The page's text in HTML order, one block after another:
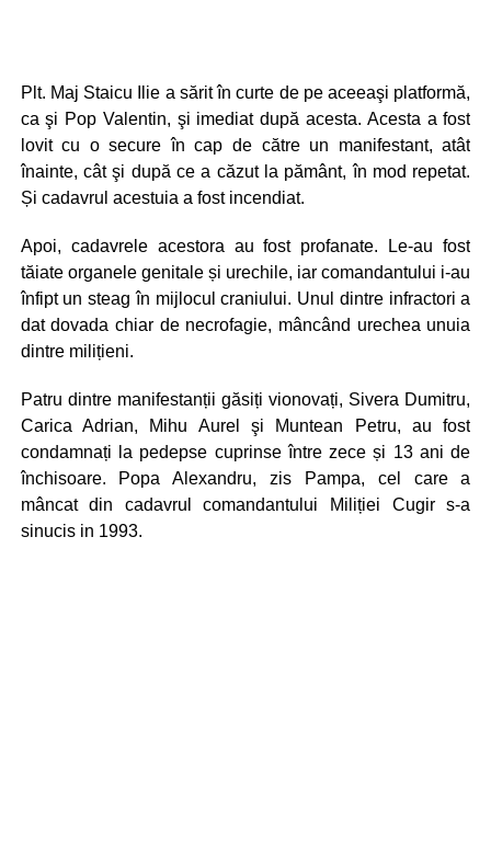
Plt. Maj Staicu Ilie a sărit în curte de pe aceeaşi platformă,
ca şi Pop Valentin, şi imediat după acesta. Acesta a fost
lovit cu o secure în cap de către un manifestant, atât
înainte, cât şi după ce a căzut la pământ, în mod repetat.
Și cadavrul acestuia a fost incendiat.
Apoi, cadavrele acestora au fost profanate. Le-au fost
tăiate organele genitale și urechile, iar comandantului i-au
înfipt un steag în mijlocul craniului. Unul dintre infractori a
dat dovada chiar de necrofagie, mâncând urechea unuia
dintre milițieni.
Patru dintre manifestanții găsiți vionovați, Sivera Dumitru,
Carica Adrian, Mihu Aurel şi Muntean Petru, au fost
condamnați la pedepse cuprinse între zece și 13 ani de
închisoare. Popa Alexandru, zis Pampa, cel care a
mâncat din cadavrul comandantului Miliției Cugir s-a
sinucis in 1993.